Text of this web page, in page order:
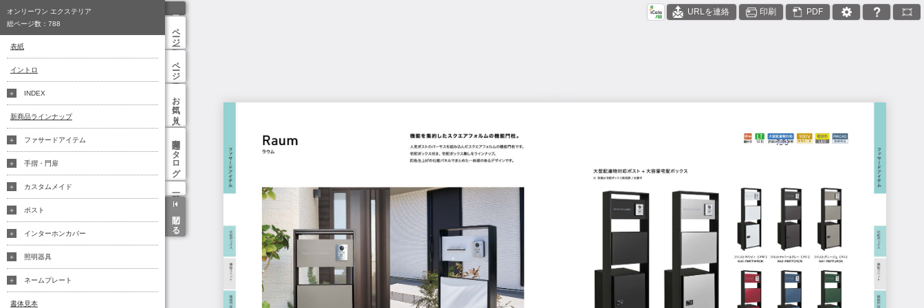
URLを連絡 印刷 PDF
ページ一覧
ページ検索
お気に入り
関連カタログ
閉じる
オンリーワン エクステリア
総ページ数： 788
表紙
イントロ
INDEX
新商品ラインナップ
ファサードアイテム
手摺・門扉
カスタムメイド
ポスト
インターホンカバー
照明器具
ネームプレート
書体見本